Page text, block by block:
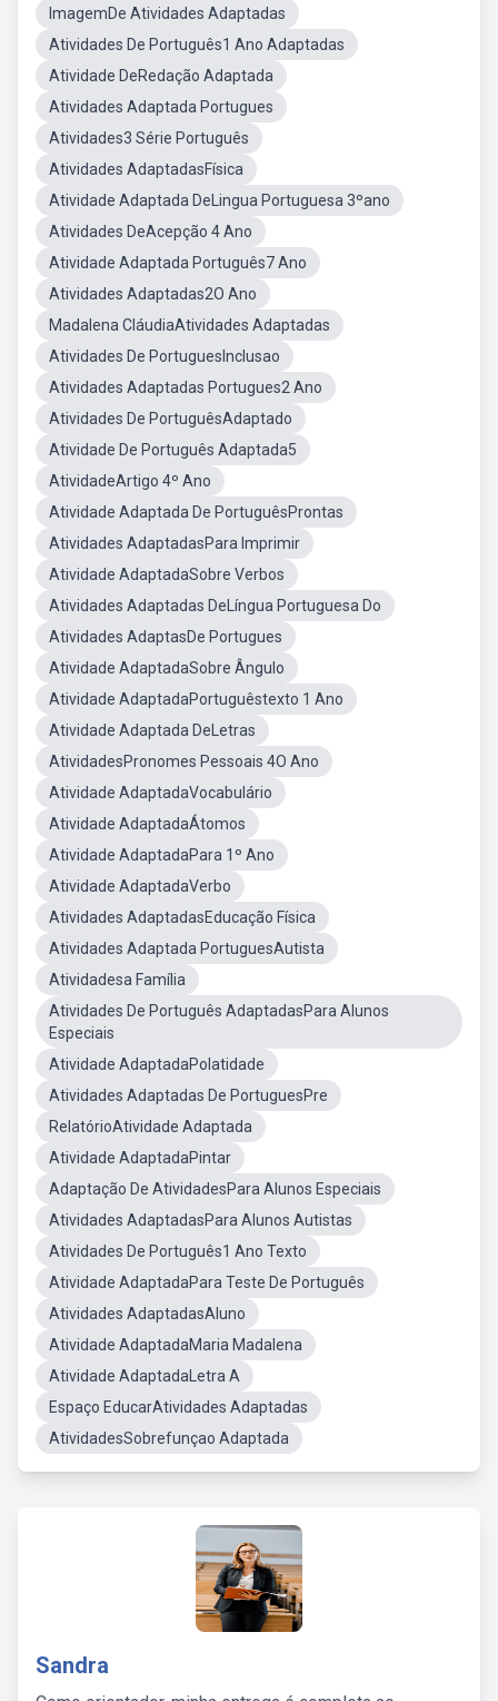
ImagemDe Atividades Adaptadas
Atividades De Português1 Ano Adaptadas
Atividade DeRedação Adaptada
Atividades Adaptada Portugues
Atividades3 Série Português
Atividades AdaptadasFísica
Atividade Adaptada DeLingua Portuguesa 3ºano
Atividades DeAcepção 4 Ano
Atividade Adaptada Português7 Ano
Atividades Adaptadas2O Ano
Madalena CláudiaAtividades Adaptadas
Atividades De PortuguesInclusao
Atividades Adaptadas Portugues2 Ano
Atividades De PortuguêsAdaptado
Atividade De Português Adaptada5
AtividadeArtigo 4º Ano
Atividade Adaptada De PortuguêsProntas
Atividades AdaptadasPara Imprimir
Atividade AdaptadaSobre Verbos
Atividades Adaptadas DeLíngua Portuguesa Do
Atividades AdaptasDe Portugues
Atividade AdaptadaSobre Ângulo
Atividade AdaptadaPortuguêstexto 1 Ano
Atividade Adaptada DeLetras
AtividadesPronomes Pessoais 4O Ano
Atividade AdaptadaVocabulário
Atividade AdaptadaÁtomos
Atividade AdaptadaPara 1º Ano
Atividade AdaptadaVerbo
Atividades AdaptadasEducação Física
Atividades Adaptada PortuguesAutista
Atividadesa Família
Atividades De Português AdaptadasPara Alunos
Especiais
Atividade AdaptadaPolatidade
Atividades Adaptadas De PortuguesPre
RelatórioAtividade Adaptada
Atividade AdaptadaPintar
Adaptação De AtividadesPara Alunos Especiais
Atividades AdaptadasPara Alunos Autistas
Atividades De Português1 Ano Texto
Atividade AdaptadaPara Teste De Português
Atividades AdaptadasAluno
Atividade AdaptadaMaria Madalena
Atividade AdaptadaLetra A
Espaço EducarAtividades Adaptadas
AtividadesSobrefunçao Adaptada
Sandra